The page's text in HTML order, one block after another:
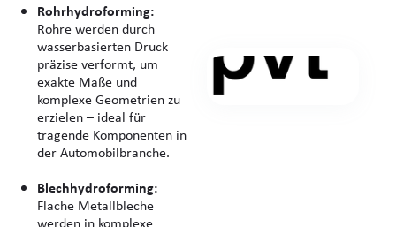
Rohrhydroforming:
Rohre werden durch
wasserbasierten Druck
präzise verformt, um
exakte Maße und
komplexe Geometrien zu
erzielen – ideal für
tragende Komponenten in
der Automobilbranche.
Blechhydroforming:
Flache Metallbleche
werden in komplexe